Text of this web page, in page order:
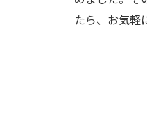
たら、お気軽